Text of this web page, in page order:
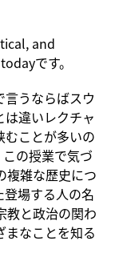
and
です。
うならばスウ
は違いレクチャ
むことが多いの
の授業で気づ
複雑な歴史につ
登場する人の名
教と政治の関わ
まなことを知る